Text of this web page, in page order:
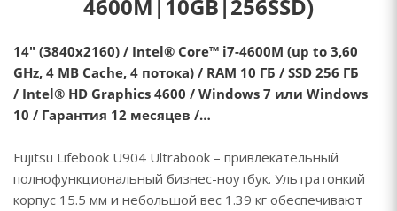
4600M|10GB|256SSD)
14" (3840х2160) / Intel® Core™ i7-4600M (up to 3,60
GHz, 4 MB Cache, 4 потока) / RAM 10 ГБ / SSD 256 ГБ
/ Intel® HD Graphics 4600 / Windows 7 или Windows
10 / Гарантия 12 месяцев /…
Fujitsu Lifebook U904 Ultrabook – привлекательный
полнофункциональный бизнес-ноутбук. Ультратонкий
корпус 15.5 мм и небольшой вес 1.39 кг обеспечивают